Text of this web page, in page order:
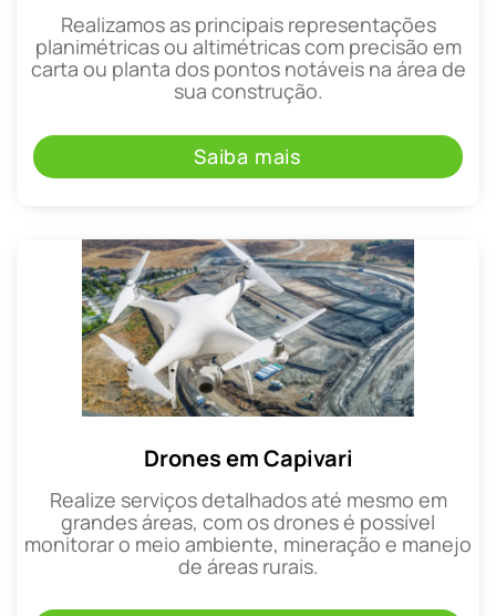
Realizamos as principais representações
planimétricas ou altimétricas com precisão em
carta ou planta dos pontos notáveis na área de
sua construção.
Saiba mais
Drones em Capivari
Realize serviços detalhados até mesmo em
grandes áreas, com os drones é possível
monitorar o meio ambiente, mineração e manejo
de áreas rurais.